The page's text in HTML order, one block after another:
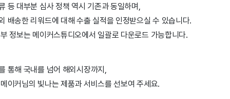
등 대부분 심사 정책 역시 기존과 동일하며,
배송한 리워드에 대해 수출 실적을 인정받으실 수 있습니다.
정보는 메이커스튜디오에서 일괄로 다운로드 가능합니다.
통해 국내를 넘어 해외시장까지,
이커님의 빛나는 제품과 서비스를 선보여 주세요.